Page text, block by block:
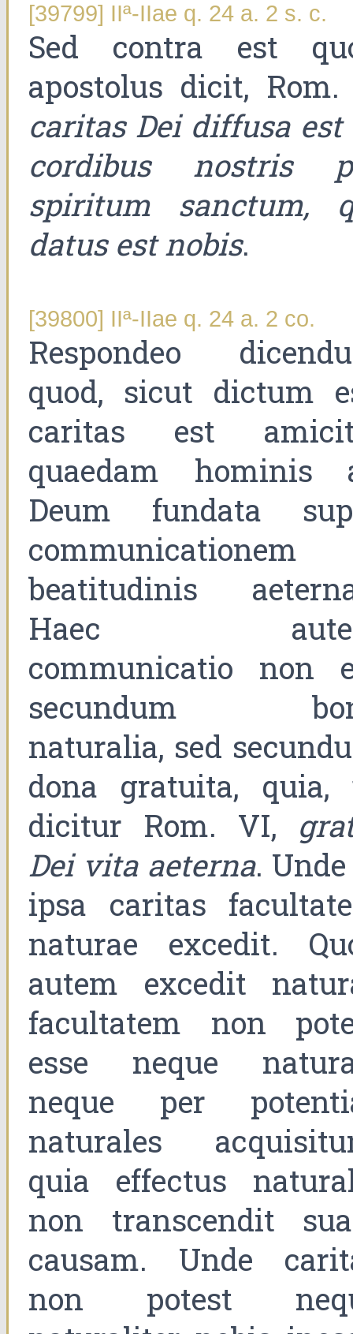
[39799] IIª-IIae q. 24 a. 2 s. c.
Sed contra est
apostolus dicit, Rom.
caritas Dei diffusa
cordibus nostris
spiritum sanctum,
datus est nobis.
[39800] IIª-IIae q. 24 a. 2 co.
Respondeo
quod, sicut dictum
caritas est
quaedam hominis
Deum fundata
communicationem
beatitudinis
Haec
communicatio non
secundum
naturalia, sed
dona gratuita, quia,
dicitur Rom. VI,
Dei vita aeterna.
ipsa caritas
naturae excedit.
autem excedit
facultatem non
esse neque
neque per
naturales
quia effectus
non transcendit
causam. Unde
non potest